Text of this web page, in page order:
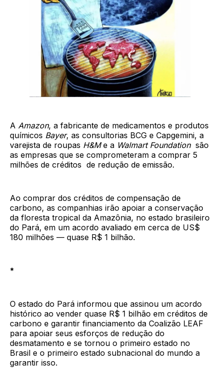
A Amazon, a fabricante de medicamentos e produtos
químicos Bayer, as consultorias BCG e Capgemini, a
varejista de roupas H&Me a Walmart Foundationsão
as empresas que se comprometeram a comprar 5
milhões de créditos de redução de emissão.
Ao comprar dos créditos de compensação de
carbono, as companhias irão apoiar a conservação
da floresta tropical da Amazônia, no estado brasileiro
do Pará, em um acordo avaliado em cerca de US$
180 milhões — quase R$ 1 bilhão.
*
O estado do Pará informou que assinou um acordo
histórico ao vender quase R$ 1 bilhão em créditos de
carbono e garantir financiamento da Coalizão LEAF
para apoiar seus esforços de redução do
desmatamento e se tornou o primeiro estado no
Brasil e o primeiro estado subnacional do mundo a
garantir isso.